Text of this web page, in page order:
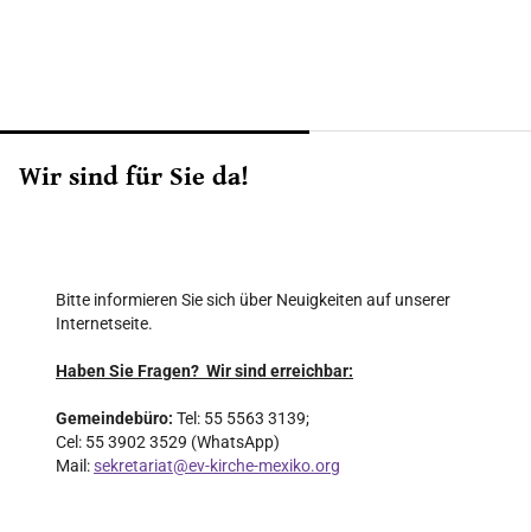
Wir sind für Sie da!
Bitte informieren Sie sich über Neuigkeiten auf unserer
Internetseite.
Haben Sie Fragen? Wir sind erreichbar:
Gemeindebüro: Tel: 55 5563 3139;
Cel: 55 3902 3529 (WhatsApp)
Mail:sekretariat@ev-kirche-mexiko.org